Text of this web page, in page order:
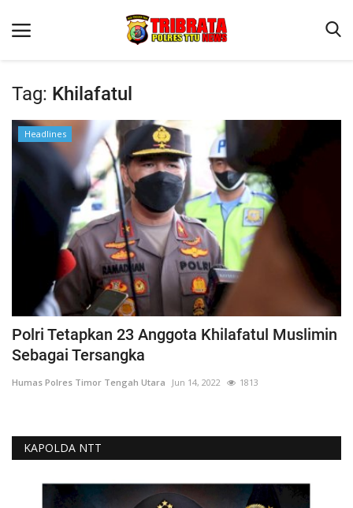
Beranda
Terms & Conditions
Reskrim
Binkam
Tag: Khilafatul
Headlines
Polri Tetapkan 23 Anggota Khilafatul Muslimin
Sebagai Tersangka
Humas Polres Timor Tengah Utara Jun 14, 2022 1813
KAPOLDA NTT